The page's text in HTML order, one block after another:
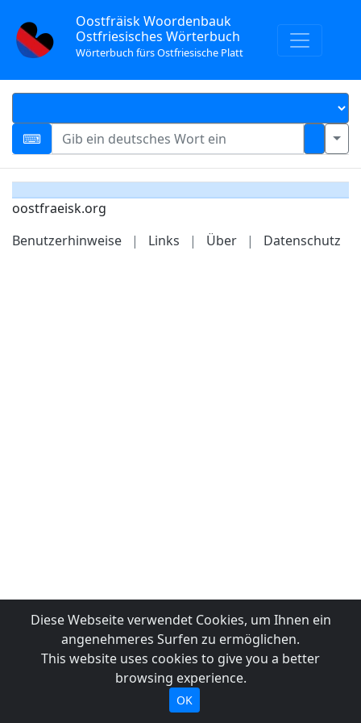
Oostfräisk Woordenbauk
Ostfriesisches Wörterbuch
Wörterbuch fürs Ostfriesische Platt
oostfraeisk.org
Benutzerhinweise
| Links | Über | Datenschutz
Diese Webseite verwendet Cookies, um Ihnen ein
angenehmeres Surfen zu ermöglichen.
This website uses cookies to give you a better
browsing experience.
OK